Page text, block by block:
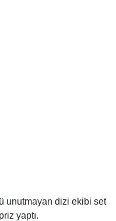
unutmayan dizi ekibi set
yaptı.